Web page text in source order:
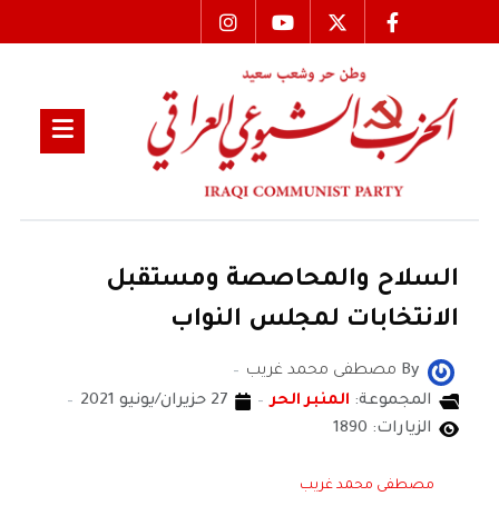
السلاح والمحاصصة ومستقبل
الانتخابات لمجلس النواب
By مصطفى محمد غريب
المجموعة: المنبر الحر
27 حزيران/يونيو 2021
الزيارات: 1890
مصطفى محمد غريب